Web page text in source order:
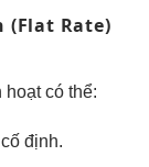
(Flat Rate)
hoạtcó thể:
định.